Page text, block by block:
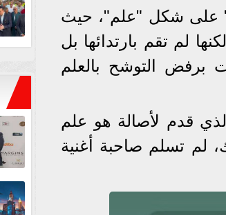
على شكل "علم"، حيث
لم تقم بارتدائها بل
برفض التوشح بالعلم
قدم لأصالة هو علم
لم تسلم صاحبة أغنية